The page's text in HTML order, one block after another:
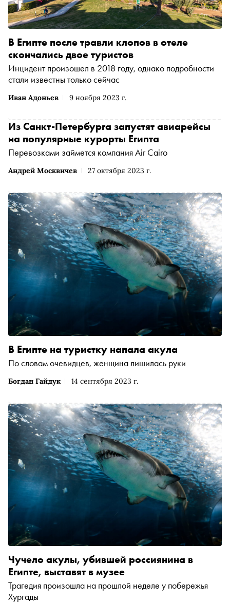
Иван Адоньев 9 ноября 2023 г.
В Египте после травли клопов в отеле
скончались двое туристов
Инцидент произошел в 2018 году, однако подробности
стали известны только сейчас
Андрей Москвичев 27 октября 2023 г.
Из Санкт-Петербурга запустят авиарейсы
на популярные курорты Египта
Перевозками займется компания Air Cairo
Богдан Гайдук 14 сентября 2023 г.
В Египте на туристку напала акула
По словам очевидцев, женщина лишилась руки
Чучело акулы, убившей россиянина в
Египте, выставят в музее
Трагедия произошла на прошлой неделе у побережья
Хургады